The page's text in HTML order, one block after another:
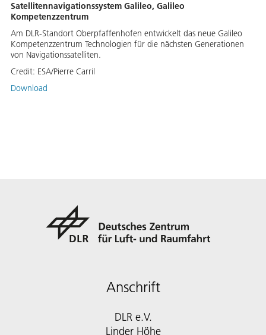
Satellitennavigationssystem Galileo, Galileo
Kompetenzzentrum
Am DLR-Standort Oberpfaffenhofen entwickelt das neue Galileo
Kompetenzzentrum Technologien für die nächsten Generationen
von Navigationssatelliten.
Credit: ESA/Pierre Carril
Download
Anschrift
DLR e.V.
Linder Höhe